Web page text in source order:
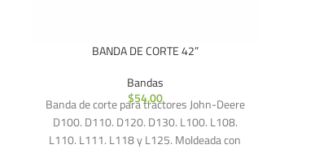
BANDA DE CORTE 42”
Bandas
$54,00
Banda de corte para tractores John-Deere
D100. D110. D120. D130. L100. L108.
L110. L111. L118 y L125. Moldeada con